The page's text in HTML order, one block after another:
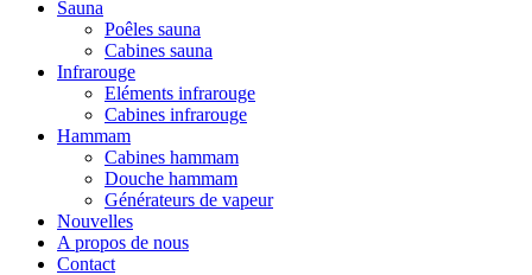
Sauna
Poêles sauna
Cabines sauna
Infrarouge
Eléments infrarouge
Cabines infrarouge
Hammam
Cabines hammam
Douche hammam
Générateurs de vapeur
Nouvelles
A propos de nous
Contact